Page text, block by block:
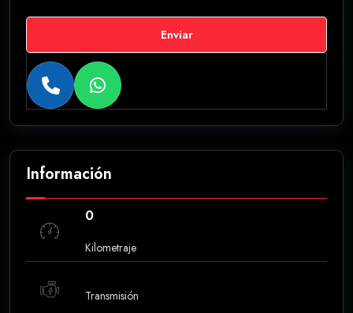
Enviar
Información
0
Kilometraje
Transmisión